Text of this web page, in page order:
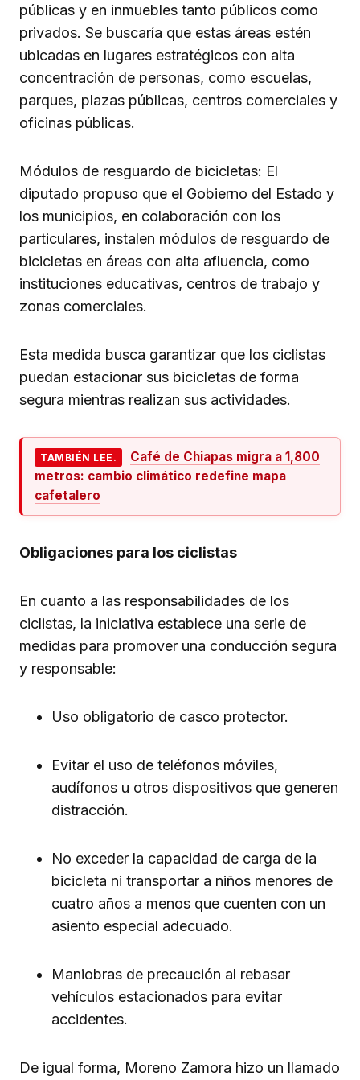
públicas y en inmuebles tanto públicos como
privados. Se buscaría que estas áreas estén
ubicadas en lugares estratégicos con alta
concentración de personas, como escuelas,
parques, plazas públicas, centros comerciales y
oficinas públicas.
Módulos de resguardo de bicicletas: El
diputado propuso que el Gobierno del Estado y
los municipios, en colaboración con los
particulares, instalen módulos de resguardo de
bicicletas en áreas con alta afluencia, como
instituciones educativas, centros de trabajo y
zonas comerciales.
Esta medida busca garantizar que los ciclistas
puedan estacionar sus bicicletas de forma
segura mientras realizan sus actividades.
TAMBIÉN LEE.
Café de Chiapas migra a 1,800
metros: cambio climático redefine mapa
cafetalero
Obligaciones para los ciclistas
En cuanto a las responsabilidades de los
ciclistas, la iniciativa establece una serie de
medidas para promover una conducción segura
y responsable:
Uso obligatorio de casco protector.
Evitar el uso de teléfonos móviles,
audífonos u otros dispositivos que generen
distracción.
No exceder la capacidad de carga de la
bicicleta ni transportar a niños menores de
cuatro años a menos que cuenten con un
asiento especial adecuado.
Maniobras de precaución al rebasar
vehículos estacionados para evitar
accidentes.
De igual forma, Moreno Zamora hizo un llamado